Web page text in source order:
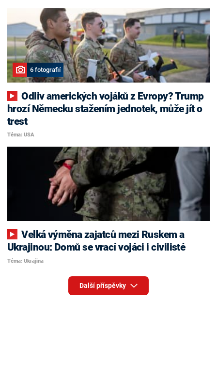
6 fotografií
Odliv amerických vojáků z Evropy? Trump
hrozí Německu stažením jednotek, může jít o
trest
Téma: USA
Velká výměna zajatců mezi Ruskem a
Ukrajinou: Domů se vrací vojáci i civilisté
Téma: Ukrajina
Další příspěvky